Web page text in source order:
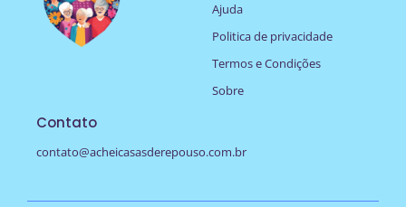
Ajuda
Politica de privacidade
Termos e Condições
Sobre
Contato
contato@acheicasasderepouso.com.br